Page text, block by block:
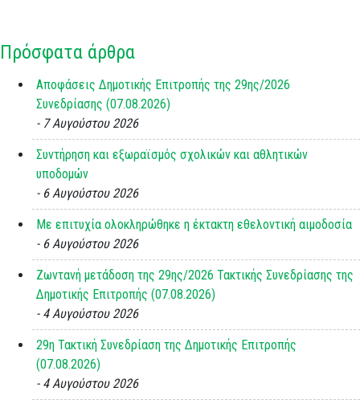
Πρόσφατα άρθρα
Αποφάσεις Δημοτικής Επιτροπής της 29ης/2026
Συνεδρίασης (07.08.2026)
7 Αυγούστου 2026
Συντήρηση και εξωραϊσμός σχολικών και αθλητικών
υποδομών
6 Αυγούστου 2026
Με επιτυχία ολοκληρώθηκε η έκτακτη εθελοντική αιμοδοσία
6 Αυγούστου 2026
Ζωντανή μετάδοση της 29ης/2026 Τακτικής Συνεδρίασης της
Δημοτικής Επιτροπής (07.08.2026)
4 Αυγούστου 2026
29η Τακτική Συνεδρίαση της Δημοτικής Επιτροπής
(07.08.2026)
4 Αυγούστου 2026